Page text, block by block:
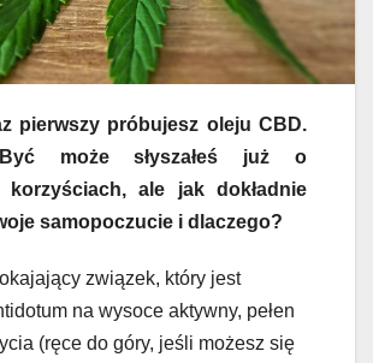
pierwszy próbujesz oleju CBD.
może słyszałeś już o
korzyściach, ale jak dokładnie
samopoczucie i dlaczego?
związek, który jest
na wysoce aktywny, pełen
(ręce do góry, jeśli możesz się